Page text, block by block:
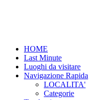
HOME
Last Minute
Luoghi da visitare
Navigazione Rapida
LOCALITA'
Categorie